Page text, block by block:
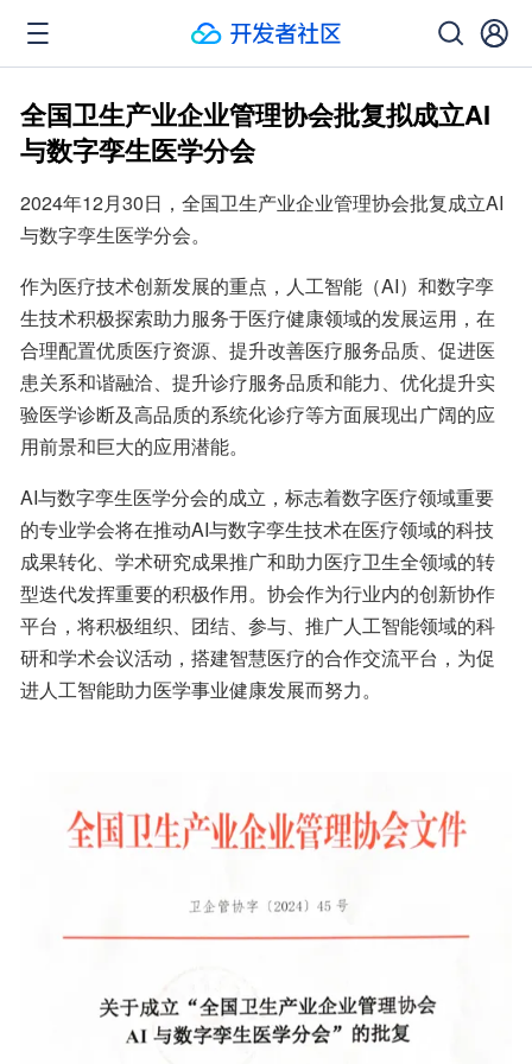
全国卫生产业企业管理协会批复拟成立AI
与数字孪生医学分会
2024年12月30日，全国卫生产业企业管理协会批复成立AI
与数字孪生医学分会。
作为医疗技术创新发展的重点，人工智能（AI）和数字孪
生技术积极探索助力服务于医疗健康领域的发展运用，在
合理配置优质医疗资源、提升改善医疗服务品质、促进医
患关系和谐融洽、提升诊疗服务品质和能力、优化提升实
验医学诊断及高品质的系统化诊疗等方面展现出广阔的应
用前景和巨大的应用潜能。
AI与数字孪生医学分会的成立，标志着数字医疗领域重要
的专业学会将在推动AI与数字孪生技术在医疗领域的科技
成果转化、学术研究成果推广和助力医疗卫生全领域的转
型迭代发挥重要的积极作用。协会作为行业内的创新协作
平台，将积极组织、团结、参与、推广人工智能领域的科
研和学术会议活动，搭建智慧医疗的合作交流平台，为促
进人工智能助力医学事业健康发展而努力。